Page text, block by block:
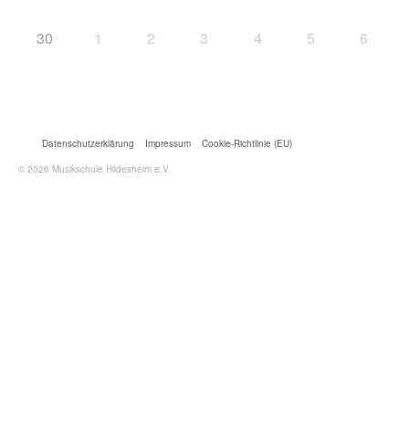
30 1 2 3 4 5 6
Datenschutzerklärung Impressum
Cookie-Richtlinie (EU)
© 2026 Musikschule Hildesheim e.V.